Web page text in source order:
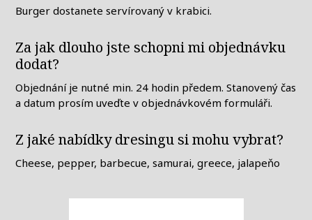
Burger dostanete servírovaný v krabici.
Za jak dlouho jste schopni mi objednávku
dodat?
Objednání je nutné min. 24 hodin předem. Stanovený čas
a datum prosím uveďte v objednávkovém formuláři.
Z jaké nabídky dresingu si mohu vybrat?
Cheese, pepper, barbecue, samurai, greece, jalapeňo